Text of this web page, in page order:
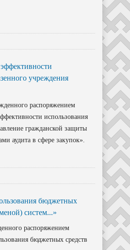
учреждения
распоряжением
использования
гражданской защиты
аудита в сфере закупок».
бюджетных
систем...»
распоряжением
бюджетных средств